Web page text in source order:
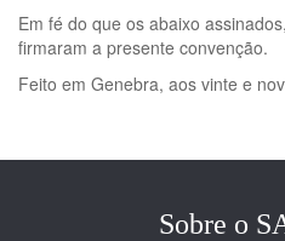
Em fé do que os abaixo
firmaram a presente convenção.
Feito em Genebra, aos vinte e
Sobre o